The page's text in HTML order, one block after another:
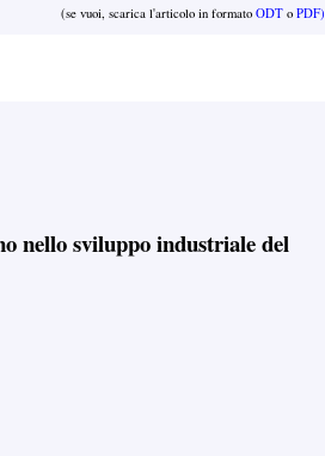
(se vuoi, scarica l'articolo in formatoODToPDF)
nello sviluppo industriale del